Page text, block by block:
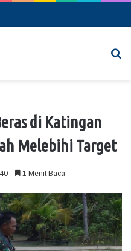
di Katingan
Melebihi Target
1 Menit Baca